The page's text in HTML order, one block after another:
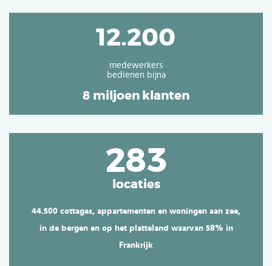
12.200
medewerkers
bedienen bijna
8 miljoen klanten
283
locaties
44.500 cottages, appartementen en woningen aan zee,
in de bergen en op het platteland waarvan 58% in
Frankrijk